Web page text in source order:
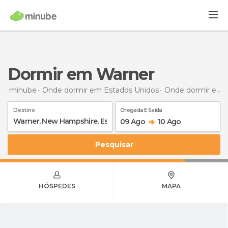
Dormir em Warner
minube Onde dormir em Estados Unidos Onde dormir em Nova Hampshire
Destino Chegada E Saída
09 Ago 10 Ago
Pesquisar
HÓSPEDES MAPA